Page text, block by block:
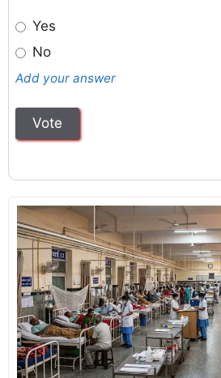
Yes
No
Add your answer